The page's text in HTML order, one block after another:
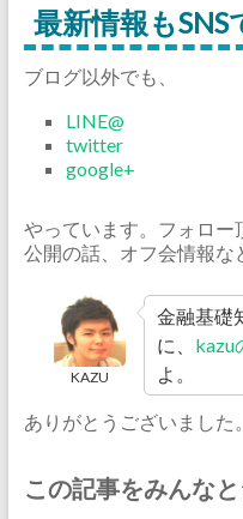
最新情報もSNS
ブログ以外でも、
LINE@
twitter
google+
やっています。フォロ
公開の話、オフ会情報な
KAZU
金融基礎
に、 kazu
よ。
ありがとうございました。
この記事をみんな